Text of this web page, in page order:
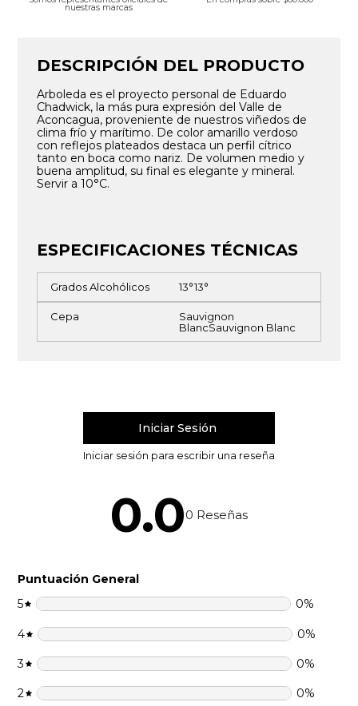
nuestras marcas
DESCRIPCIÓN DEL PRODUCTO
Arboleda es el proyecto personal de Eduardo
Chadwick, la más pura expresión del Valle de
Aconcagua, proveniente de nuestros viñedos de
clima frío y marítimo. De color amarillo verdoso
con reflejos plateados destaca un perfil cítrico
tanto en boca como nariz. De volumen medio y
buena amplitud, su final es elegante y mineral.
Servir a 10°C.
ESPECIFICACIONES TÉCNICAS
Grados Alcohólicos 13°13°
Cepa
Sauvignon
BlancSauvignon Blanc
0.00 Reseñas
Puntuación General
5
0%
4 0%
3 0%
2 0%